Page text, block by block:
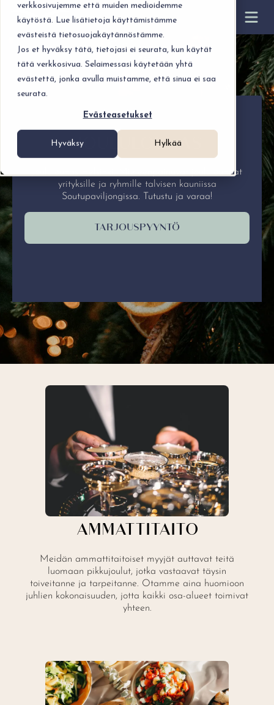
verkkosivujemme että muiden medioidemme
käytöstä. Lue lisätietoja käyttämistämme
evästeistä tietosuojakäytännöstämme.
Jos et hyväksy tätä, tietojasi ei seurata, kun käytät
tätä verkkosivua. Selaimessasi käytetään yhtä
evästettä, jonka avulla muistamme, että sinua ei saa
seurata.
Evästeasetukset
Hyväksy Hylkää
JOULULOUNAS
Joululounas Helsinki. Mieleenpainuvat joululounaat
yrityksille ja ryhmille talvisen kauniissa
Soutupaviljongissa. Tutustu ja varaa!
TARJOUSPYYNTÖ
AMMATTITAITO
Meidän ammattitaitoiset myyjät auttavat teitä
luomaan pikkujoulut, jotka vastaavat täysin
toiveitanne ja tarpeitanne. Otamme aina huomioon
juhlien kokonaisuuden, jotta kaikki osa-alueet toimivat
yhteen.